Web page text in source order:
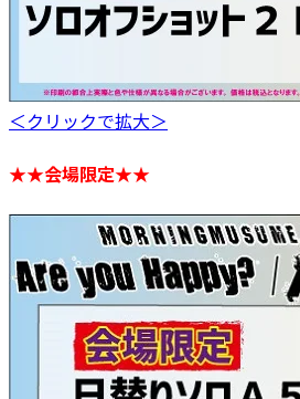
＜クリックで拡大＞
★★会場限定★★